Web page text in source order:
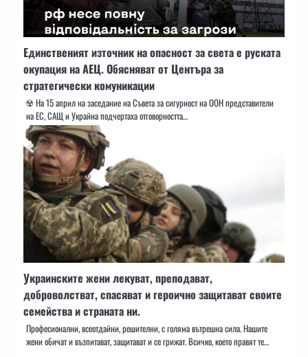
Единственият източник на опасност за света е руската
окупация на АЕЦ. Обясняват от Центъра за
стратегически комуникации
☢️ На 15 април на заседание на Съвета за сигурност на ООН представители
на ЕС, САЩ и Украйна подчертаха отговорността…
Украинските жени лекуват, преподават,
доброволстват, спасяват и героично защитават своите
семейства и страната ни.
Професионални, всеотдайни, решителни, с голяма вътрешна сила. Нашите
жени обичат и възпитават, защитават и се грижат. Всичко, което правят те…